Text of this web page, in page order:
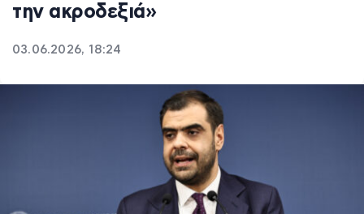
την ακροδεξιά»
03.06.2026, 18:24